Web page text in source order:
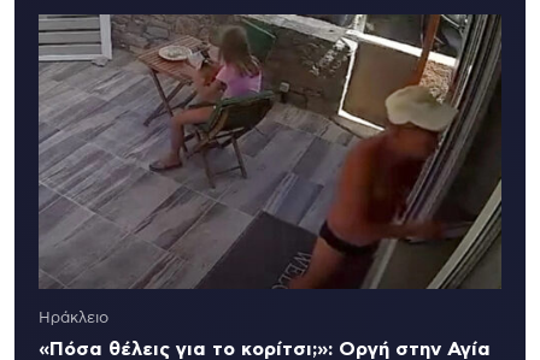
Ηράκλειο
«Πόσα θέλεις για το κορίτσι;»: Οργή στην Αγία